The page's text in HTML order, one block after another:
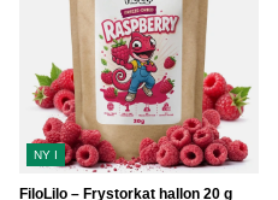
NY I
FiloLilo – Frystorkat hallon 20 g